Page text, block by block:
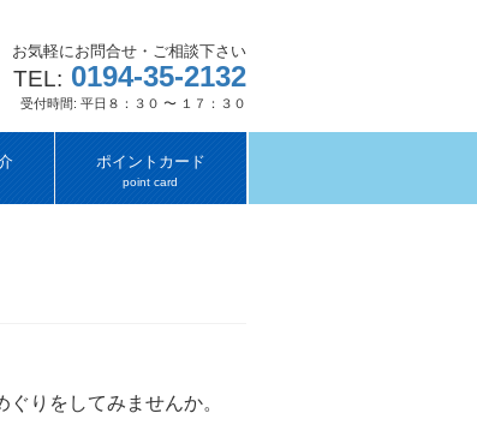
お気軽にお問合せ・ご相談下さい
TEL: 0194-35-2132
受付時間: 平日８：３０ 〜 １７：３０
ポイントカード
point card
りをしてみませんか。